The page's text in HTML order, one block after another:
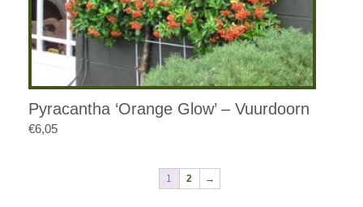
Pyracantha ‘Orange Glow’ – Vuurdoorn
€6,05
1 2 →